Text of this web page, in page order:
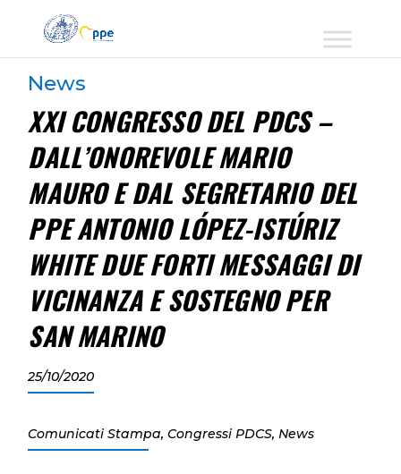
News
XXI CONGRESSO DEL PDCS –
DALL’ONOREVOLE MARIO
MAURO E DAL SEGRETARIO DEL
PPE ANTONIO LÓPEZ-ISTÚRIZ
WHITE DUE FORTI MESSAGGI DI
VICINANZA E SOSTEGNO PER
SAN MARINO
25/10/2020
Comunicati Stampa,Congressi PDCS,News